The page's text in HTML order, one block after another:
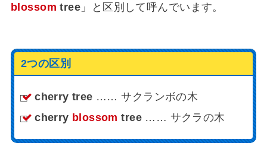
blossom tree 」と区別して呼んでいます。
2つの区別
cherry tree …… サクランボの木
cherry blossom tree…… サクラの木